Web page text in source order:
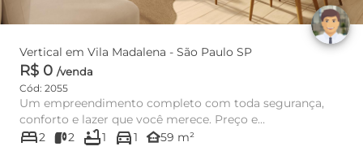
Vertical em Vila Madalena - São Paulo SP
R$ 0 /venda
Cód: 2055
Um empreendimento completo com toda segurança,
conforto e lazer que você merece. Preço e
disponibilidade do imóvel sujei...
bed2 2 bathtub1 directions_car1 other_houses59 m²